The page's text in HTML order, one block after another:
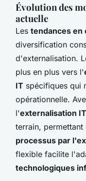
Évolution des
actuelle
Les tendances en
diversification
d'externalisation.
plus en plus vers l'
IT spécifiques qui
opérationnelle.
l'externalisation
terrain, permettant
processus par
flexible facilite
technologiques